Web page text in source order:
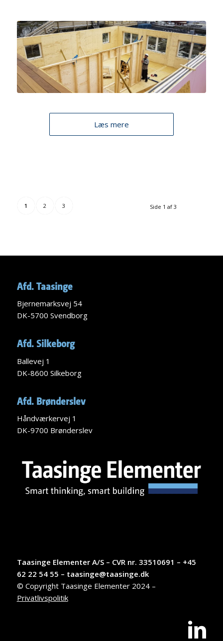
Læs mere
Side 1 af 3
1 2 3
Afd. Taasinge
Bjernemarksvej 54
DK-5700 Svendborg
Afd. Silkeborg
Ballevej 1
DK-8600 Silkeborg
Afd. Brønderslev
Håndværkervej 1
DK-9700 Brønderslev
Taasinge Elementer A/S – CVR nr. 33510691 – +45
62 22 54 55 – taasinge@taasinge.dk
© Copyright Taasinge Elementer 2024 –
Privatlivspolitik